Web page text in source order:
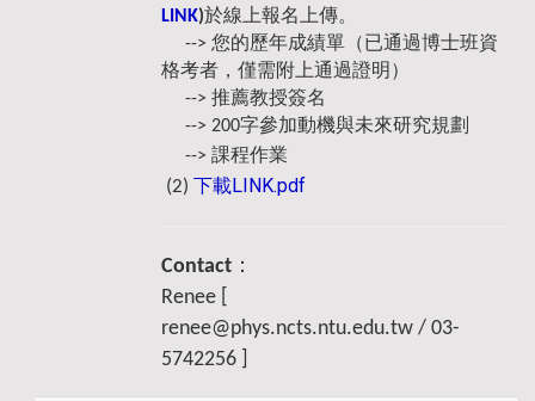
LINK)於線上報名上傳。
--> 您的歷年成績單（已通過博士班資
格考者，僅需附上通過證明）
--> 推薦教授簽名
--> 200字參加動機與未來研究規劃
--> 課程作業
(2) 下載LINK.pdf
Contact ：
Renee [
renee@phys.ncts.ntu.edu.tw / 03-
5742256 ]